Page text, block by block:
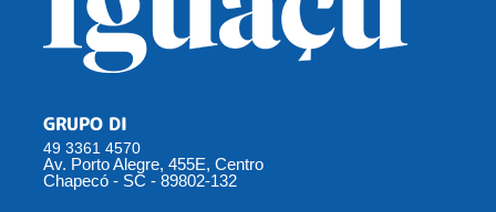
GRUPO DI
49 3361 4570
Av. Porto Alegre, 455E, Centro
Chapecó - SC - 89802-132